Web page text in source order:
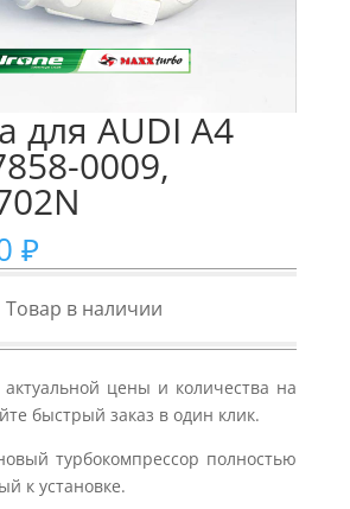
для AUDI A4
0009,
₽
Товар в наличии
цены и количества на
быстрый заказ в один клик.
турбокомпрессор полностью
к установке.